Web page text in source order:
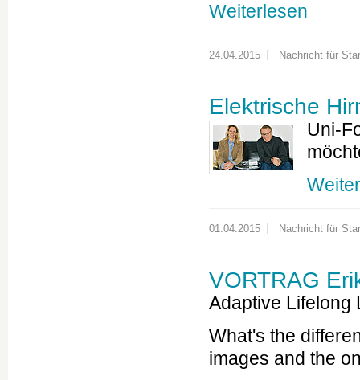
Weiterlesen
24.04.2015 Nachricht für
Elektrische
Uni-
01.04.2015 Nachricht für
VORTRAG
Adaptive Lifelong
What's the
images and the